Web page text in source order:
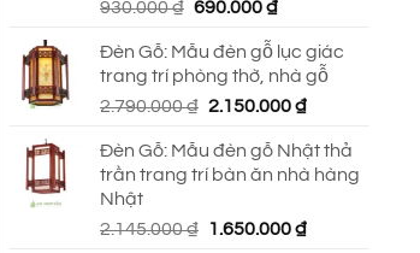
930.000₫ Giá
là:
930.000 ₫.
690.000₫Giá
tại
là:
690.000 ₫.
Đèn Gỗ: Mẫu đèn gỗ lục giác
trang trí phòng thờ, nhà gỗ
2.790.000₫ Giá
là:
2.790.000 ₫.
2.150.000₫Giá
tại
là:
Đèn Gỗ: Mẫu đèn gỗ Nhật thả
trần trang trí bàn ăn nhà hàng
Nhật
2.145.000₫
Giá
1.650.000₫Giá